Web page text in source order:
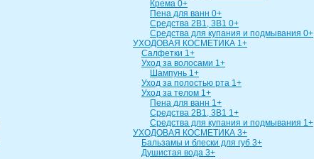
Крема 0+
Пена для ванн 0+
Средства 2В1, 3В1 0+
Средства для купания и подмывания 0+
УХОДОВАЯ КОСМЕТИКА 1+
Салфетки 1+
Уход за волосами 1+
Шампунь 1+
Уход за полостью рта 1+
Уход за телом 1+
Пена для ванн 1+
Средства 2В1, 3В1 1+
Средства для купания и подмывания 1+
УХОДОВАЯ КОСМЕТИКА 3+
Бальзамы и блески для губ 3+
Душистая вода 3+